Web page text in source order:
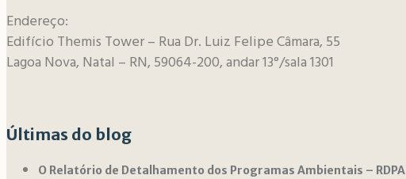
Endereço:
Edifício Themis Tower – Rua Dr. Luiz Felipe Câmara, 55
Lagoa Nova, Natal – RN, 59064-200, andar 13°/sala 1301
Últimas do blog
O Relatório de Detalhamento dos Programas Ambientais – RDPA